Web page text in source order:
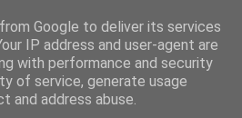
Google to deliver its services
IP address and user-agent are
with performance and security
of service, generate usage
and address abuse.